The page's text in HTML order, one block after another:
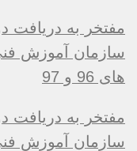
مفتخر به دریافت
سازمان آموزش
های 96 و 97
مفتخر به دریافت
سازمان آموزش